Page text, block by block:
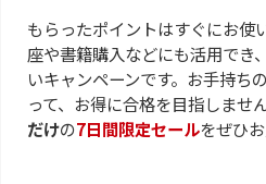
もらったポイントはすぐにお使
座や書籍購入などにも活用でき
いキャンペーンです。お手持ち
って、お得に合格を目指しません
だけの7日間限定セールをぜひ